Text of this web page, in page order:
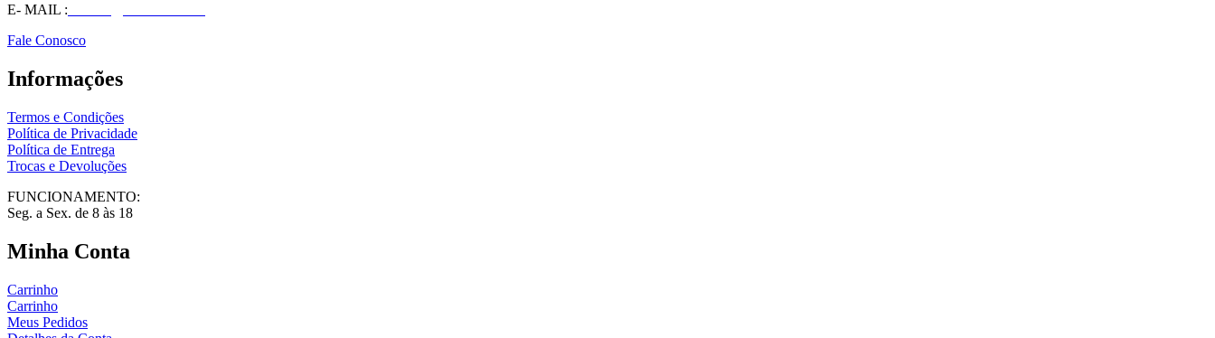
E- MAIL :
Fale Conosco
Informações
Termos e Condições
Política de Privacidade
Política de Entrega
Trocas e Devoluções
FUNCIONAMENTO:
Seg. a Sex. de 8 às 18
Minha Conta
Carrinho
Carrinho
Meus Pedidos